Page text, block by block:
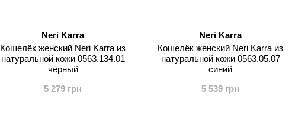
Neri Karra
Кошелёк женский Neri Karra из
натуральной кожи 0563.134.01
чёрный
5 279 грн
Neri Karra
Кошелёк женский Neri Karra из
натуральной кожи 0563.05.07
синий
5 539 грн